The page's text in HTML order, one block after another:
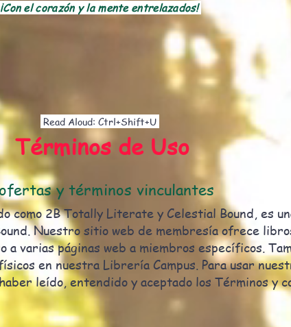
¡Con el corazón y la mente entrelazados!
Read Aloud: Ctrl+Shift+U
Términos de Uso
y términos vinculantes
como 2B Totally Literate y Celestial Bound, es
Nuestro sitio web de membresía ofrece
a varias páginas web a miembros específicos.
en nuestra Librería Campus. Para usar
leído, entendido y aceptado los Términos y